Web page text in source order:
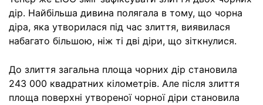
дір. Найбільша дивина полягала в тому, що чорна
діра, яка утворилася під час злиття, виявилася
набагато більшою, ніж ті дві діри, що зіткнулися.
До злиття загальна площа чорних дір становила
243 000 квадратних кілометрів. Але після злиття
площа поверхні утвореної чорної діри становила